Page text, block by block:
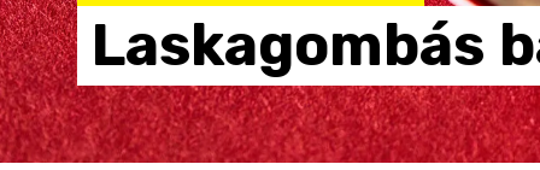
Laskagombás